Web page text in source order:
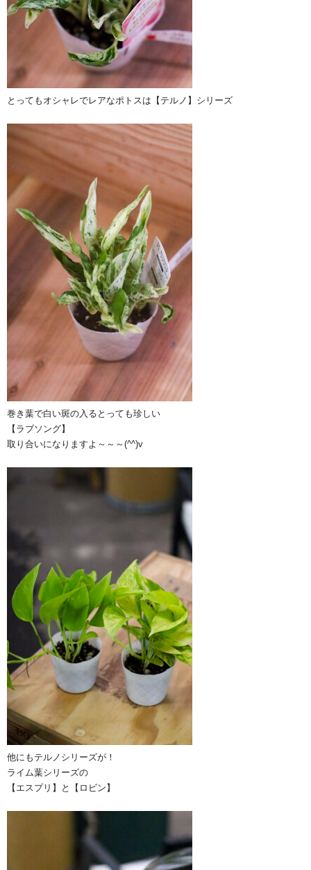
とってもオシャレでレアなポトスは【テルノ】シリーズ
巻き葉で白い斑の入るとっても珍しい
【ラブソング】
取り合いになりますよ～～～(^^)v
他にもテルノシリーズが！
ライム葉シリーズの
【エスプリ】と【ロビン】